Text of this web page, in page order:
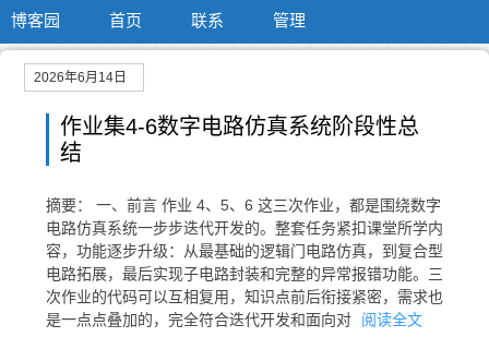
博客园 首页 联系 管理
2026年6月14日
作业集4-6数字电路仿真系统阶段性总
结
摘要： 一、前言 作业 4、5、6 这三次作业，都是围绕数字
电路仿真系统一步步迭代开发的。整套任务紧扣课堂所学内
容，功能逐步升级：从最基础的逻辑门电路仿真，到复合型
电路拓展，最后实现子电路封装和完整的异常报错功能。三
次作业的代码可以互相复用，知识点前后衔接紧密，需求也
是一点点叠加的，完全符合迭代开发和面向对
阅读全文